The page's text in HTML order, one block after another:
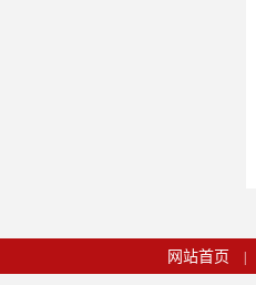
网站首页